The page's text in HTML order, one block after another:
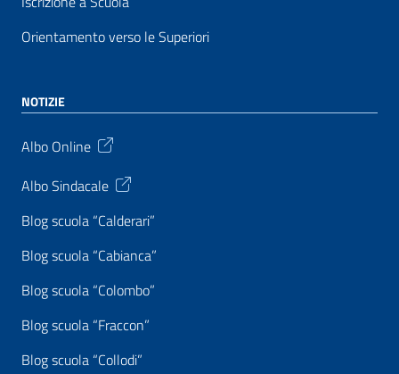
Orientamento verso le Superiori
NOTIZIE
Albo Online
Albo Sindacale
Blog scuola “Calderari”
Blog scuola “Cabianca”
Blog scuola “Colombo”
Blog scuola “Fraccon”
Blog scuola “Collodi”